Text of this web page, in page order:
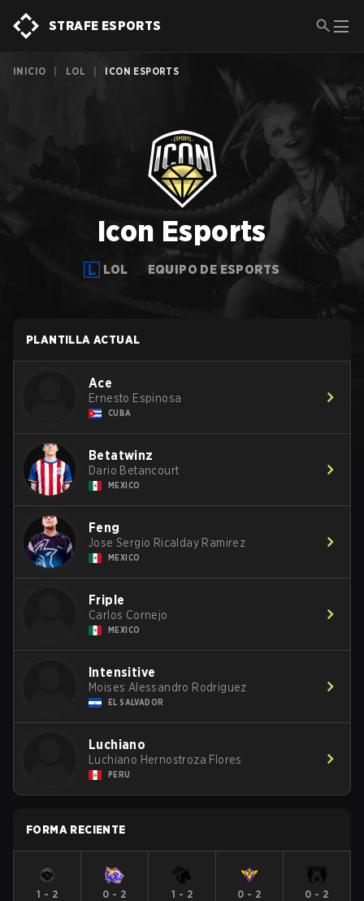
STRAFE ESPORTS
INICIO LOL ICON ESPORTS
Icon Esports
LOL EQUIPO DE ESPORTS
PLANTILLA ACTUAL
Ace
Ernesto Espinosa
CUBA
Betatwinz
Dario Betancourt
MEXICO
Feng
Jose Sergio Ricalday Ramirez
MEXICO
Friple
Carlos Cornejo
MEXICO
Intensitive
Moises Alessandro Rodriguez
EL SALVADOR
Luchiano
Luchiano Hernostroza Flores
PERU
FORMA RECIENTE
1 - 2
0 - 2
1 - 2
0 - 2
0 - 2